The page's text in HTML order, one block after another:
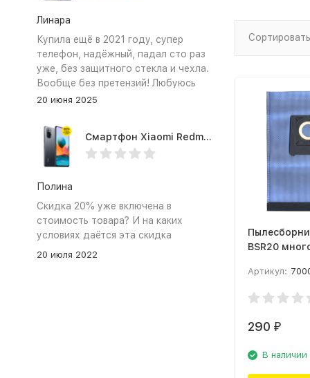
BSR20
Артикул:
290 ₽
В наличии
Линара
Купила ещё в 2021 году, супер
телефон, надёжный, падал сто раз
уже, без защитного стекла и чехла.
Вообще без претензий! Любуюсь
,радуюсь, и горжусь своим
20 июня 2025
Смартфон Xiaomi Redmi Note 10 Pro 8/128Gb Grey
Полина
Скидка 20% уже включена в
стоимость товара? И на каких
условиях даётся эта скидка
20 июля 2022